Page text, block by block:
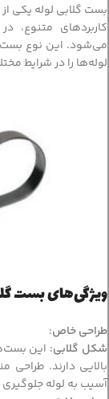
بست گلابی لوله یکی
کاربردهای
می‌شود. این نوع
لوله‌ها را در شرایط
ویژگی‌های بست
طراحی خاص:
شکل گلابی: این
بالایی دارند.
آسیب به لوله